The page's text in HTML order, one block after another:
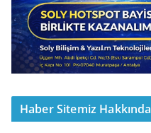
Haber Sitemiz Hakkında